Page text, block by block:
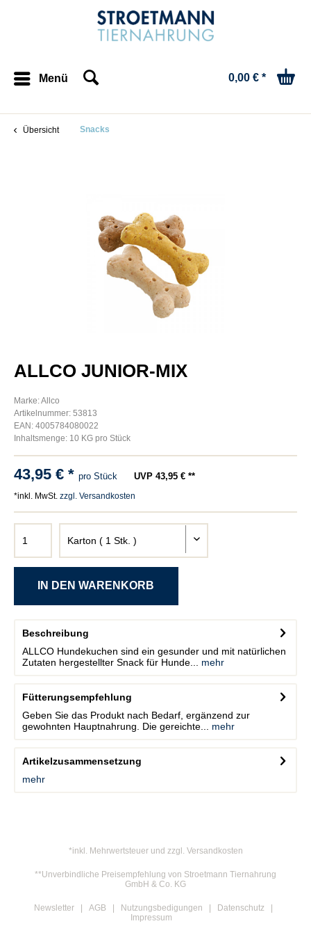
Menü 0,00 € *
Übersicht Snacks
ALLCO JUNIOR-MIX
Marke: Allco
Artikelnummer: 53813
EAN: 4005784080022
Inhaltsmenge: 10 KG pro Stück
43,95 € * pro Stück UVP 43,95 € **
*inkl. MwSt. zzgl. Versandkosten
Beschreibung
ALLCO Hundekuchen sind ein gesunder und mit natürlichen
Zutaten hergestellter Snack für Hunde...
mehr
Fütterungsempfehlung
Geben Sie das Produkt nach Bedarf, ergänzend zur
gewohnten Hauptnahrung. Die gereichte...
mehr
Artikelzusammensetzung
mehr
*inkl. Mehrwertsteuer und zzgl. Versandkosten
**Unverbindliche Preisempfehlung von Stroetmann Tiernahrung
GmbH & Co. KG
Newsletter AGB Nutzungsbedigungen
Datenschutz
Impressum